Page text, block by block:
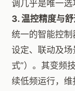
调几乎是唯一选
3. 温控精度与
统一的智能控
设定、联动及场
式”）。其变频
续低频运行，